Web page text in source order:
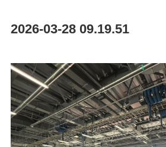
2026-03-28 09.19.51